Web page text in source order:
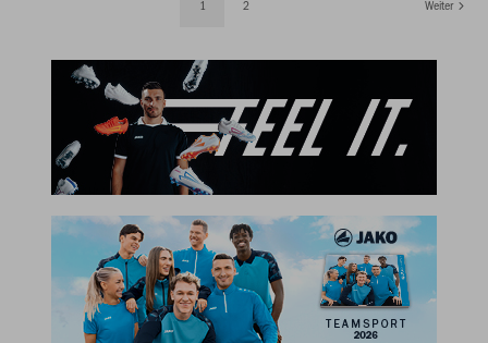
1 2 Weiter